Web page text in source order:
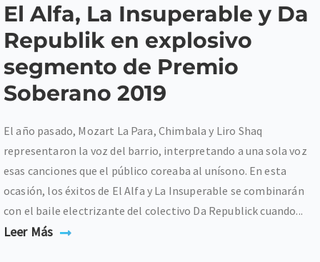
El Alfa, La Insuperable y Da
Republik en explosivo
segmento de Premio
Soberano 2019
El año pasado, Mozart La Para, Chimbala y Liro Shaq
representaron la voz del barrio, interpretando a una sola voz
esas canciones que el público coreaba al unísono. En esta
ocasión, los éxitos de El Alfa y La Insuperable se combinarán
con el baile electrizante del colectivo Da Republick cuando...
Leer Más